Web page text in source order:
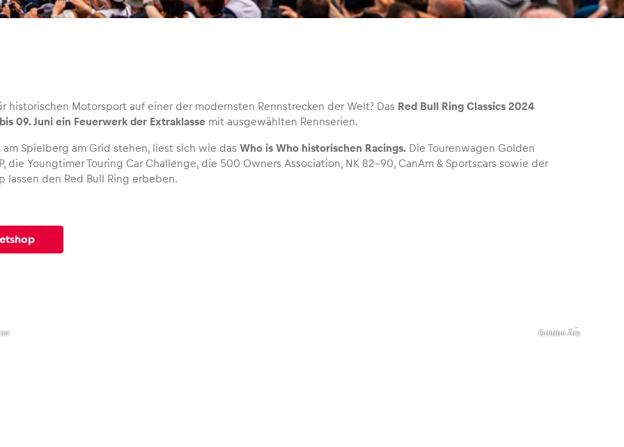
historischen Motorsport auf einer der modernsten Rennstrecken der Welt? Das Red Bull Ring Classics 2024
09. Juni ein Feuerwerk der Extraklasse mit ausgewählten Rennserien.
am Spielberg am Grid stehen, liest sich wie dasWho is Who historischen Racings. Die Tourenwagen Golden
die Youngtimer Touring Car Challenge, die 500 Owners Association, NK 82-90, CanAm & Sportscars sowie der
lassen den Red Bull Ring erbeben.
Golden Ära